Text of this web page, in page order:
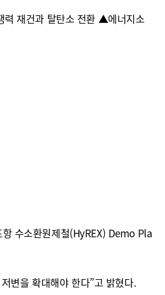
재건과 탈탄소 전환 ▲에너지소
수소환원제철(HyREX) Demo Pla
변을 확대해야 한다”고 밝혔다.